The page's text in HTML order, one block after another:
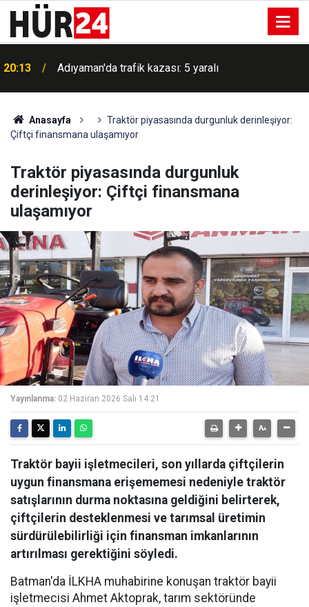
20:13 Adıyaman'da trafik kazası: 5 yaralı
Anasayfa
Traktör piyasasında durgunluk derinleşiyor:
Çiftçi finansmana ulaşamıyor
Traktör piyasasında durgunluk
derinleşiyor: Çiftçi finansmana
ulaşamıyor
Yayınlanma: 02 Haziran 2026 Salı 14:21
Traktör bayii işletmecileri, son yıllarda çiftçilerin
uygun finansmana erişememesi nedeniyle traktör
satışlarının durma noktasına geldiğini belirterek,
çiftçilerin desteklenmesi ve tarımsal üretimin
sürdürülebilirliği için finansman imkanlarının
artırılması gerektiğini söyledi.
Batman'da İLKHA muhabirine konuşan traktör bayii
işletmecisi Ahmet Aktoprak, tarım sektöründe